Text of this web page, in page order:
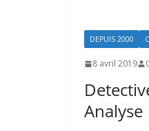
DEPUIS 2000
8 avril 2019
Analyse